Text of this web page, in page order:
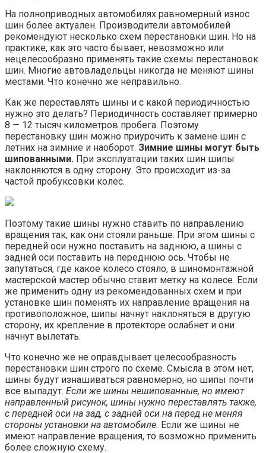
На полноприводных автомобилях равномерный износ
шин более актуален. Производители автомобилей
рекомендуют несколько схем перестановки шин. Но на
практике, как это часто бывает, невозможно или
нецелесообразно применять такие схемы перестановок
шин. Многие автовладельцы никогда не меняют шины
местами. Что конечно же неправильно.
Как же переставлять шины и с какой периодичностью
нужно это делать? Периодичность составляет примерно
8 — 12 тысяч километров пробега. Поэтому
перестановку шин можно приурочить к замене шин с
летних на зимние и наоборот. Зимние шины могут быть
шипованными. При эксплуатации таких шин шипы
наклоняются в одну сторону. Это происходит из-за
частой пробуксовки колес.
Поэтому такие шины нужно ставить по направлению
вращения так, как они стояли раньше. При этом шины с
передней оси нужно поставить на заднюю, а шины с
задней оси поставить на переднюю ось. Чтобы не
запутаться, где какое колесо стояло, в шиномонтажной
мастерской мастер обычно ставит метку на колесе. Если
же применить одну из рекомендованных схем и при
установке шин поменять их направление вращения на
противоположное, шипы начнут наклоняться в другую
сторону, их крепление в протекторе ослабнет и они
начнут вылетать.
Что конечно же не оправдывает целесообразность
перестановки шин строго по схеме. Смысла в этом нет,
шины будут изнашиваться равномерно, но шипы почти
все выпадут. Если же шины нешипованные, но имеют
направленный рисунок, шины нужно переставлять также,
с передней оси на зад, с задней оси на перед не меняя
стороны установки на автомобиле. Если же шины не
имеют направление вращения, то возможно применить
более сложную схему.